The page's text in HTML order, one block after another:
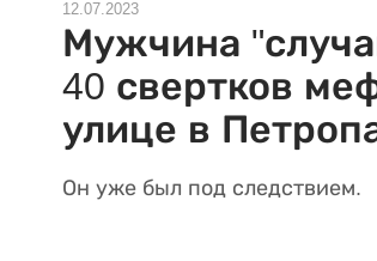
12.07.2023
Мужчина
40 свертков
улице в
Он уже был под следствием.